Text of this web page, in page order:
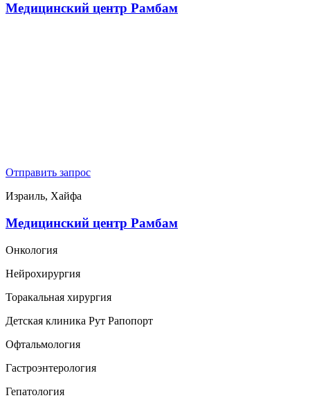
Медицинский центр Рамбам
Отправить запрос
Израиль, Хайфа
Медицинский центр Рамбам
Онкология
Нейрохирургия
Торакальная хирургия
Детская клиника Рут Рапопорт
Офтальмология
Гастроэнтерология
Гепатология